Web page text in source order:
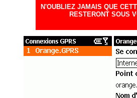
N'OUBLIEZ JAMAIS QUE
RESTERONT SOUS